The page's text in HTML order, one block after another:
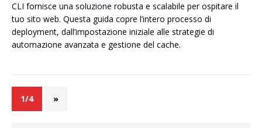
CLI fornisce una soluzione robusta e scalabile per ospitare il
tuo sito web. Questa guida copre l’intero processo di
deployment, dall’impostazione iniziale alle strategie di
automazione avanzata e gestione del cache.
1/4 »